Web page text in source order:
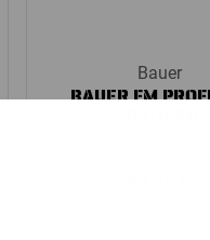
Bauer
BAUER FM